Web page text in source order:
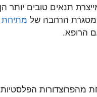
תנאים טובים יותר
המסגרת הרחבה של מתיחת
הרופא.
מהפרוצדורות הפלסטיות